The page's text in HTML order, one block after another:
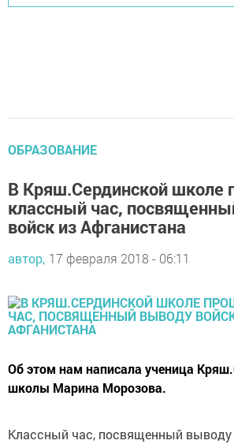
ОБРАЗОВАНИЕ
В Кряш.Сердинской школе
классный час,
войск из Афганистана
автор, 17 февраля 2018 - 06:11
Об этом нам написала ученица
школы Марина Морозова.
Классный час, посвященный выводу